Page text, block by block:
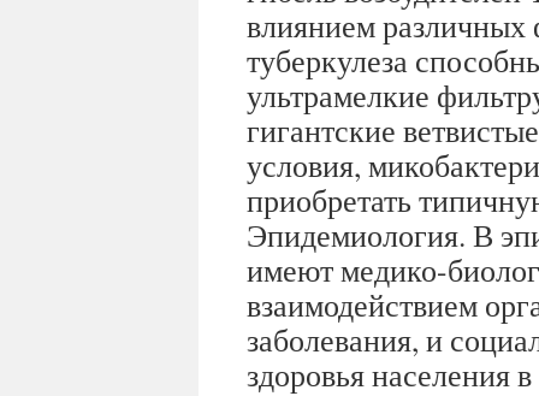
влиянием различных
туберкулеза
ультрамелкие
гигантские
условия,
приобретать
Эпидемиология. В
имеют медико-
взаимодействием
заболевания, и
здоровья населения